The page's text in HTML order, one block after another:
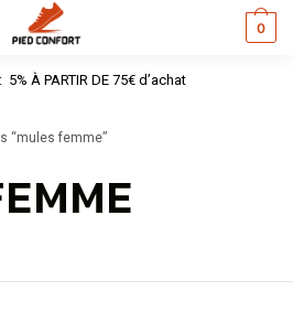
0
: 5% À PARTIR DE 75€ d’achat
“mules femme”